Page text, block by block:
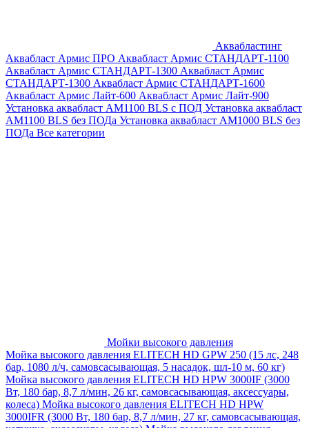
Аквабластинг
Аквабласт Армис ПРО Аквабласт Армис СТАНДАРТ-1100
Аквабласт Армис СТАНДАРТ-1300 Аквабласт Армис
СТАНДАРТ-1300 Аквабласт Армис СТАНДАРТ-1600
Аквабласт Армис Лайт-600 Аквабласт Армис Лайт-900
Установка аквабласт AM1100 BLS с ПОД Установка аквабласт
AM1100 BLS без ПОДа Установка аквабласт AM1000 BLS без
ПОДа Все категории
Мойки высокого давления
Мойка высокого давления ELITECH HD GPW 250 (15 лс, 248
бар, 1080 л/ч, самовсасывающая, 5 насадок, шл-10 м, 60 кг)
Мойка высокого давления ELITECH HD HPW 3000IF (3000
Вт, 180 бар, 8,7 л/мин, 26 кг, самовсасывающая, аксессуары,
колеса) Мойка высокого давления ELITECH HD HPW
3000IFR (3000 Вт, 180 бар, 8,7 л/мин, 27 кг, самовсасывающая,